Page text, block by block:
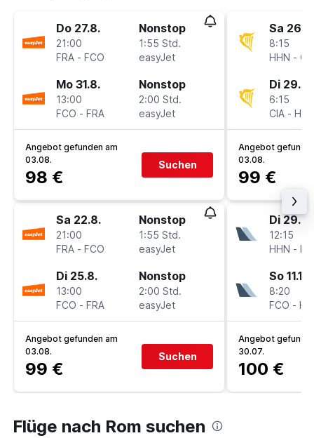
Do 27.8.
21:00
FRA - FCO
Nonstop
1:55 Std.
easyJet
Mo 31.8.
13:00
FCO - FRA
Nonstop
2:00 Std.
easyJet
Angebot gefunden am
03.08.
98 €
Suchen
Sa 22.8.
21:00
FRA - FCO
Nonstop
1:55 Std.
easyJet
Di 25.8.
13:00
FCO - FRA
Nonstop
2:00 Std.
easyJet
Angebot gefunden am
03.08.
99 €
Suchen
Sa 26.9.
8:15
HHN -
Di 29.9.
6:15
CIA -
Angebot
03.08.
99 €
Di 29.9.
12:15
HHN -
So 11.10.
8:20
FCO -
Angebot
30.07.
100 €
Flüge nach Rom suchen